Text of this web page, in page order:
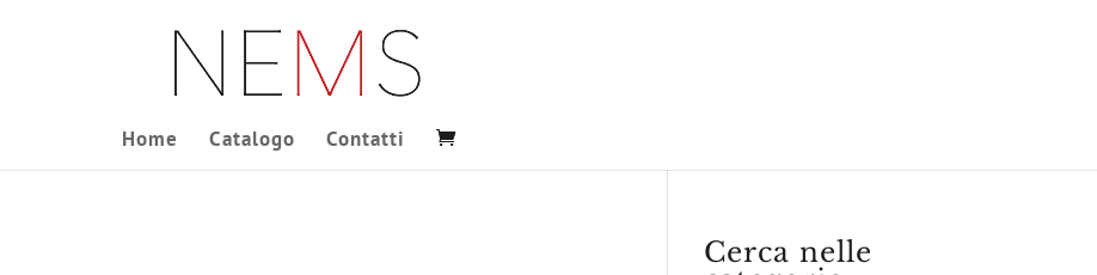
Home Catalogo Contatti
Cerca nelle